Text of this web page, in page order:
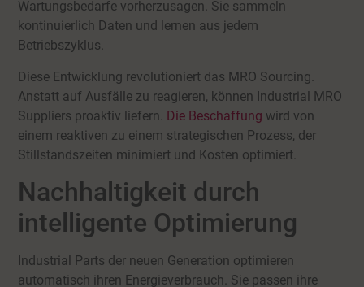
Wartungsbedarfe vorherzusagen. Sie sammeln
kontinuierlich Daten und lernen aus jedem
Betriebszyklus.
Diese Entwicklung revolutioniert das MRO Sourcing.
Anstatt auf Ausfälle zu reagieren, können Industrial MRO
Suppliers proaktiv liefern. Die Beschaffung wird von
einem reaktiven zu einem strategischen Prozess, der
Stillstandszeiten minimiert und Kosten optimiert.
Nachhaltigkeit durch
intelligente Optimierung
Industrial Parts der neuen Generation optimieren
automatisch ihren Energieverbrauch. Sie passen ihre